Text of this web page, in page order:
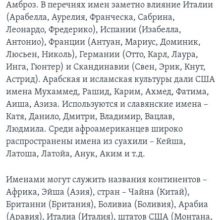
Амброз. В перечнях имен заметно влияние Италии
(Арабелла, Аурелия, Франческа, Сабрина,
Леонардо, Фредерико), Испании (Изабелла,
Антонио), Франции (Антуан, Мариус, Доминик,
Люсьен, Николь), Германии (Отто, Карл, Лаура,
Инга, Гюнтер) и Скандинавии (Свен, Эрик, Кнут,
Астрид). Арабская и исламская культуры дали США
имена Мухаммед, Рашид, Карим, Ахмед, Фатима,
Аиша, Азиза. Используются и славянские имена –
Катя, Данило, Дмитри, Владимир, Вацлав,
Людмила. Среди афроамериканцев широко
распространены имена из суахили – Кейша,
Латоша, Латойа, Анук, Аким и т.д.
Именами могут служить названия континентов –
Африка, Эйша (Азия), стран – Чайна (Китай),
Британни (Британия), Боливиа (Боливия), Арабиа
(Аравия), Италиа (Италия), штатов США (Монтана,